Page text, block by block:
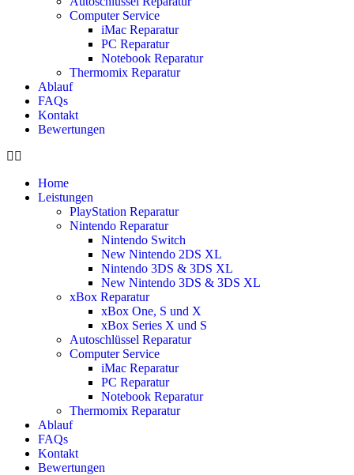
Computer Service
iMac Reparatur
PC Reparatur
Notebook Reparatur
Thermomix Reparatur
Ablauf
FAQs
Kontakt
Bewertungen
Home
Leistungen
PlayStation Reparatur
Nintendo Reparatur
Nintendo Switch
New Nintendo 2DS XL
Nintendo 3DS & 3DS XL
New Nintendo 3DS & 3DS XL
xBox Reparatur
xBox One, S und X
xBox Series X und S
Autoschlüssel Reparatur
Computer Service
iMac Reparatur
PC Reparatur
Notebook Reparatur
Thermomix Reparatur
Ablauf
FAQs
Kontakt
Bewertungen